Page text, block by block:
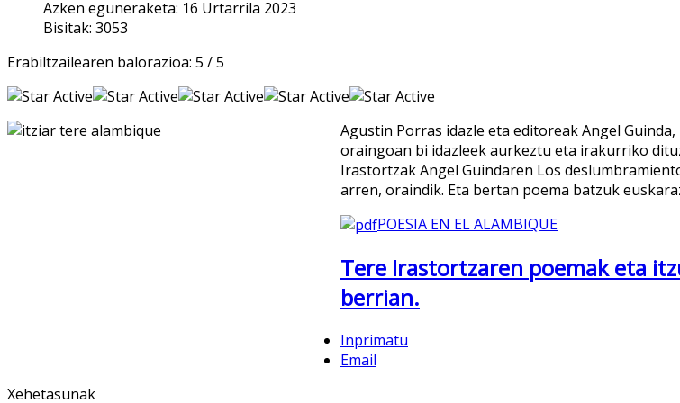
Azken eguneraketa: 16 Urtarrila 2023
Bisitak: 3053
Erabiltzailearen balorazioa: 5 /5
Agustin Porras idazle eta editoreak Angel
oraingoan bi idazleek aurkeztu eta irakurriko
Irastortzak Angel Guindaren Los
arren, oraindik. Eta bertan poema batzuk
POESIA EN EL ALAMBIQUE
Tere Irastortzaren poemak eta
berrian.
Inprimatu
Email
Xehetasunak